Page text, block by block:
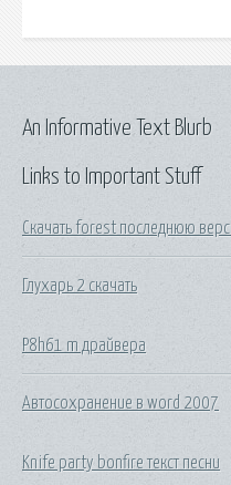
Links to Important Stuff
Скачать forest последнюю
Глухарь 2 скачать
P8h61 m драйвера
Автосохранение в word 2007
Knife party bonfire текст песни
An Informative Text Blurb